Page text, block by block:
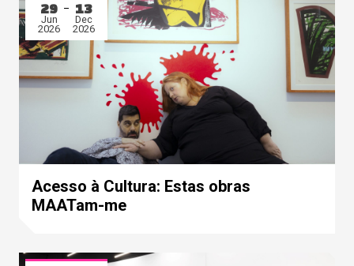
29
Jun
2026
13
Dec
2026
Acesso à Cultura: Estas obras
MAATam-me